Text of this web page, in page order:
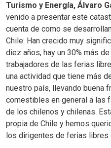
Turismo y Energía, Álvaro
venido a presentar este
cuenta de como se
Chile: Han crecido muy
diez años, hay un 30% más
trabajadores de las ferias
una actividad que tiene más
nuestro país, llevando buena
comestibles en general a las
de los chilenos y chilenas.
propia de Chile y hemos
los dirigentes de ferias libres